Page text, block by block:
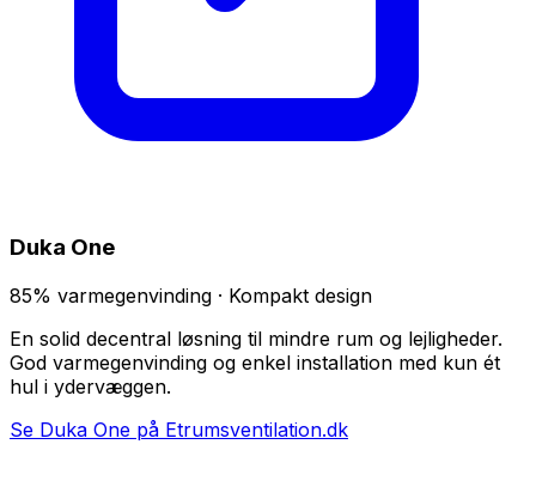
Duka One
85% varmegenvinding · Kompakt design
En solid decentral løsning til mindre rum og lejligheder.
God varmegenvinding og enkel installation med kun ét
hul i ydervæggen.
Se Duka One på Etrumsventilation.dk